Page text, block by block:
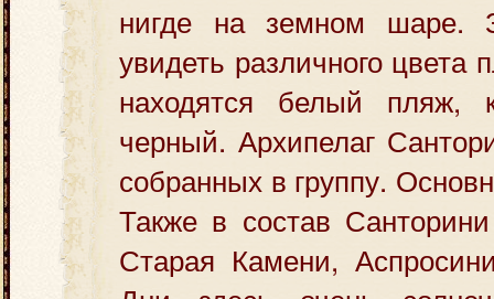
нигде на земном шаре.
увидеть различного цвета
находятся белый пляж,
черный. Архипелаг
собранных в группу.
Также в состав
Старая Камени,